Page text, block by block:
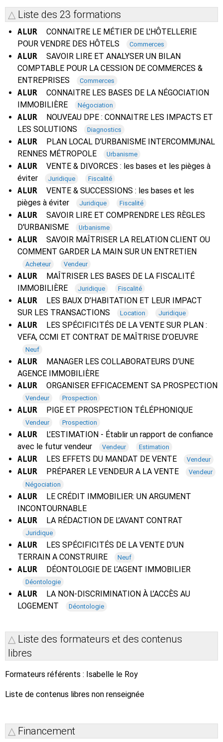
Liste des 23 formations
ALUR
CONNAITRE LE MÉTIER DE L'HÔTELLERIE
POUR VENDRE DES HÔTELS
Commerces
ALUR
SAVOIR LIRE ET ANALYSER UN BILAN
COMPTABLE POUR LA CESSION DE COMMERCES &
ENTREPRISES
Commerces
ALUR
CONNAITRE LES BASES DE LA NÉGOCIATION
IMMOBILIÈRE
Négociation
ALUR
NOUVEAU DPE : CONNAITRE LES IMPACTS ET
LES SOLUTIONS
Diagnostics
ALUR
PLAN LOCAL D’URBANISME INTERCOMMUNAL
RENNES MÉTROPOLE
Urbanisme
ALUR
VENTE & DIVORCES : les bases et les pièges à
éviter
Juridique Fiscalité
ALUR
VENTE & SUCCESSIONS : les bases et les
pièges à éviter
Juridique Fiscalité
ALUR
SAVOIR LIRE ET COMPRENDRE LES RÈGLES
D'URBANISME
Urbanisme
ALUR
SAVOIR MAÎTRISER LA RELATION CLIENT OU
COMMENT GARDER LA MAIN SUR UN ENTRETIEN
Acheteur Vendeur
ALUR
MAÎTRISER LES BASES DE LA FISCALITÉ
IMMOBILIÈRE
Juridique Fiscalité
ALUR
LES BAUX D’HABITATION ET LEUR IMPACT
SUR LES TRANSACTIONS
Location Juridique
ALUR
LES SPÉCIFICITÉS DE LA VENTE SUR PLAN :
VEFA, CCMI ET CONTRAT DE MAÎTRISE D’OEUVRE
Neuf
ALUR
MANAGER LES COLLABORATEURS D’UNE
AGENCE IMMOBILIÈRE
ALUR
ORGANISER EFFICACEMENT SA PROSPECTION
Vendeur Prospection
ALUR PIGE ET PROSPECTION TÉLÉPHONIQUE
Vendeur Prospection
ALUR
L’ESTIMATION - Établir un rapport de confiance
avec le futur vendeur
Vendeur Estimation
ALUR LES EFFETS DU MANDAT DE VENTE Vendeur
ALUR PRÉPARER LE VENDEUR A LA VENTE
Vendeur
Négociation
ALUR
LE CRÉDIT IMMOBILIER: UN ARGUMENT
INCONTOURNABLE
ALUR
LA RÉDACTION DE L’AVANT CONTRAT
Juridique
ALUR
LES SPÉCIFICITÉS DE LA VENTE D’UN
TERRAIN A CONSTRUIRE
Neuf
ALUR DÉONTOLOGIE DE L’AGENT IMMOBILIER
Déontologie
ALUR
LA NON-DISCRIMINATION À L’ACCÈS AU
LOGEMENT
Déontologie
Liste des formateurs et des contenus
libres
Formateurs référents : Isabelle le Roy
Liste de contenus libres non renseignée
Financement